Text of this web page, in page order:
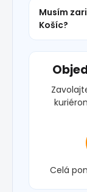
Musím
Košíc?
Celá